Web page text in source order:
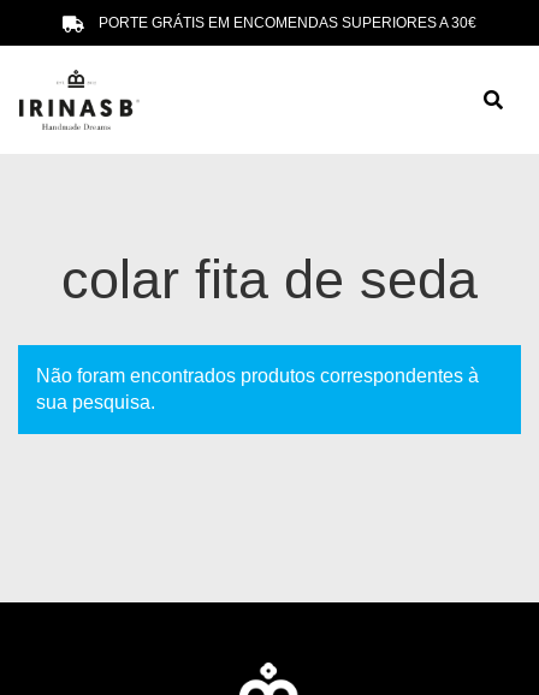
PORTE GRÁTIS EM ENCOMENDAS SUPERIORES A 30€
colar fita de seda
Não foram encontrados produtos correspondentes à
sua pesquisa.